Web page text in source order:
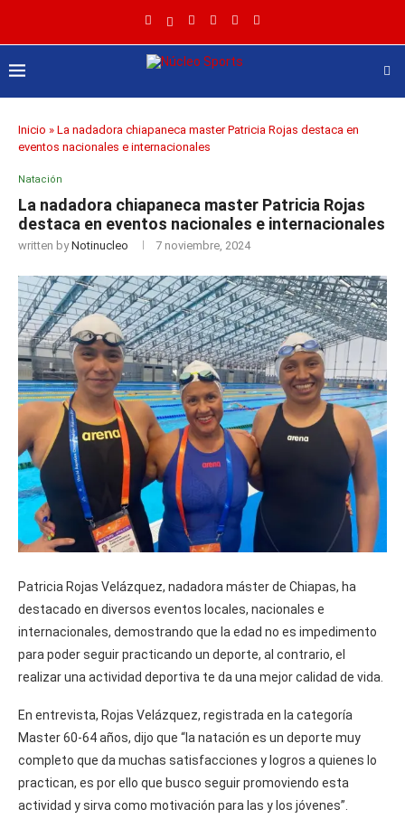
Inicio » La nadadora chiapaneca master Patricia Rojas destaca en
eventos nacionales e internacionales
Natación
La nadadora chiapaneca master Patricia Rojas
destaca en eventos nacionales e internacionales
written byNotinucleo 7 noviembre, 2024
Patricia Rojas Velázquez, nadadora máster de Chiapas, ha
destacado en diversos eventos locales, nacionales e
internacionales, demostrando que la edad no es impedimento
para poder seguir practicando un deporte, al contrario, el
realizar una actividad deportiva te da una mejor calidad de vida.
En entrevista, Rojas Velázquez, registrada en la categoría
Master 60-64 años, dijo que “la natación es un deporte muy
completo que da muchas satisfacciones y logros a quienes lo
practican, es por ello que busco seguir promoviendo esta
actividad y sirva como motivación para las y los jóvenes”.